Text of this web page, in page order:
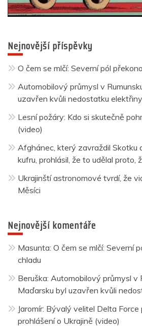
Nejnovější příspěvky
O čem se mlčí: Severní pól
Automobilový průmysl v
uzavřen kvůli nedostatku elektřiny
Lesní požáry: Kdo si skutečně
(video)
Afghánec, který zavraždil Skotku
kufru, prohlásil, že to udělal proto,
Ukrajinští astronomové tvrdí, že
Měsíci
Nejnovější komentáře
Masunta: O čem se mlčí: Severní
chladu
Beruška: Automobilový průmysl v
Maďarsku byl uzavřen kvůli
Jaromír: Bývalý velitel Delta Force
prohlášení o Ukrajině (video)